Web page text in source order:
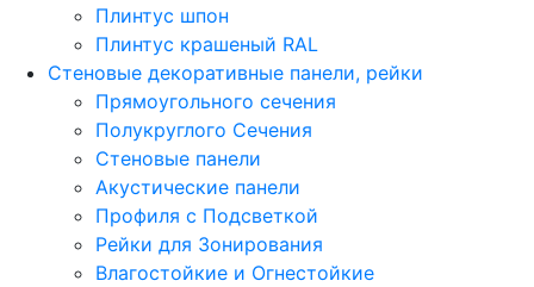
Плинтус шпон
Плинтус крашеный RAL
Стеновые декоративные панели, рейки
Прямоугольного сечения
Полукруглого Сечения
Стеновые панели
Акустические панели
Профиля с Подсветкой
Рейки для Зонирования
Влагостойкие и Огнестойкие